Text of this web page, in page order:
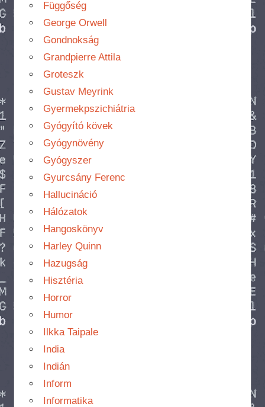
Függőség
George Orwell
Gondnokság
Grandpierre Attila
Groteszk
Gustav Meyrink
Gyermekpszichiátria
Gyógyító kövek
Gyógynövény
Gyógyszer
Gyurcsány Ferenc
Hallucináció
Hálózatok
Hangoskönyv
Harley Quinn
Hazugság
Hisztéria
Horror
Humor
Ilkka Taipale
India
Indián
Inform
Informatika